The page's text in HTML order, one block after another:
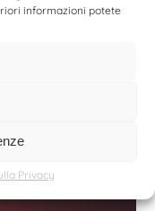
informazioni potete
Privacy